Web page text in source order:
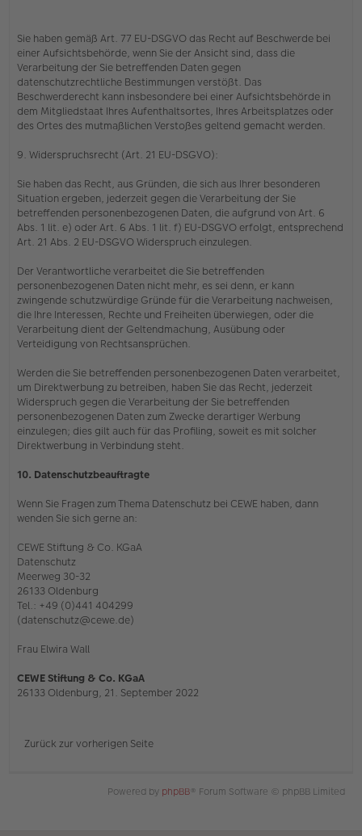
Sie haben gemäß Art. 77 EU-DSGVO das Recht auf Beschwerde bei
einer Aufsichtsbehörde, wenn Sie der Ansicht sind, dass die
Verarbeitung der Sie betreffenden Daten gegen
datenschutzrechtliche Bestimmungen verstößt. Das
Beschwerderecht kann insbesondere bei einer Aufsichtsbehörde in
dem Mitgliedstaat Ihres Aufenthaltsortes, Ihres Arbeitsplatzes oder
des Ortes des mutmaßlichen Verstoßes geltend gemacht werden.
9. Widerspruchsrecht (Art. 21 EU-DSGVO):
Sie haben das Recht, aus Gründen, die sich aus Ihrer besonderen
Situation ergeben, jederzeit gegen die Verarbeitung der Sie
betreffenden personenbezogenen Daten, die aufgrund von Art. 6
Abs. 1 lit. e) oder Art. 6 Abs. 1 lit. f) EU-DSGVO erfolgt, entsprechend
Art. 21 Abs. 2 EU-DSGVO Widerspruch einzulegen.
Der Verantwortliche verarbeitet die Sie betreffenden
personenbezogenen Daten nicht mehr, es sei denn, er kann
zwingende schutzwürdige Gründe für die Verarbeitung nachweisen,
die Ihre Interessen, Rechte und Freiheiten überwiegen, oder die
Verarbeitung dient der Geltendmachung, Ausübung oder
Verteidigung von Rechtsansprüchen.
Werden die Sie betreffenden personenbezogenen Daten verarbeitet,
um Direktwerbung zu betreiben, haben Sie das Recht, jederzeit
Widerspruch gegen die Verarbeitung der Sie betreffenden
personenbezogenen Daten zum Zwecke derartiger Werbung
einzulegen; dies gilt auch für das Profiling, soweit es mit solcher
Direktwerbung in Verbindung steht.
10. Datenschutzbeauftragte
Wenn Sie Fragen zum Thema Datenschutz bei CEWE haben, dann
wenden Sie sich gerne an:
CEWE Stiftung & Co. KGaA
Datenschutz
Meerweg 30-32
26133 Oldenburg
Tel.: +49 (0)441 404299
(datenschutz@cewe.de)
Frau Elwira Wall
CEWE Stiftung & Co. KGaA
26133 Oldenburg, 21. September 2022
Zurück zur vorherigen Seite
Powered by phpBB® Forum Software © phpBB Limited